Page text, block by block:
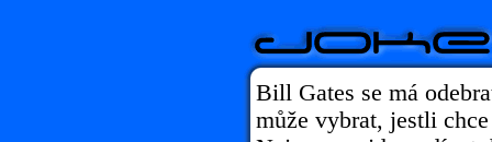
Bill Gates se má
může vybrat, jestli